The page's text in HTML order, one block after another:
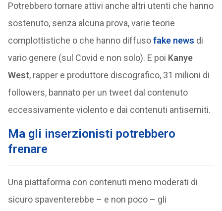
Potrebbero tornare attivi anche altri utenti che hanno
sostenuto, senza alcuna prova, varie teorie
complottistiche o che hanno diffusofake news di
vario genere (sul Covid e non solo). E poi Kanye
West, rapper e produttore discografico, 31 milioni di
followers, bannato per un tweet dal contenuto
eccessivamente violento e dai contenuti antisemiti.
Ma gli inserzionisti potrebbero
frenare
Una piattaforma con contenuti meno moderati di
sicuro spaventerebbe – e non poco – gli